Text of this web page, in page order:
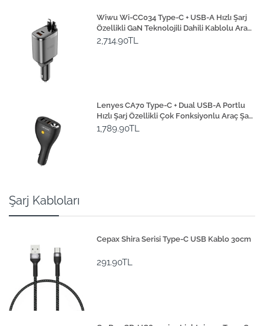
Wiwu Wi-CC034 Type-C + USB-A Hızlı Şarj
Özellikli GaN Teknolojili Dahili Kablolu Araç
Şarj Aleti 111W
2,714.90TL
Lenyes CA70 Type-C + Dual USB-A Portlu
Hızlı Şarj Özellikli Çok Fonksiyonlu Araç Şarj
Aleti 20W
1,789.90TL
Şarj Kabloları
Cepax Shira Serisi Type-C USB Kablo 30cm
291.90TL